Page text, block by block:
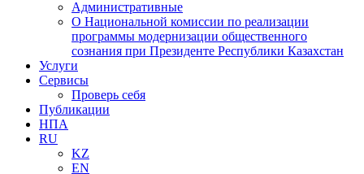
Административные
О Национальной комиссии по реализации
программы модернизации общественного
сознания при Президенте Республики Казахстан
Услуги
Сервисы
Проверь себя
Публикации
НПА
RU
KZ
EN